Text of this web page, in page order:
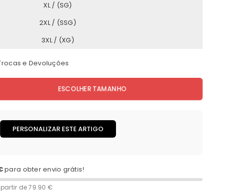
XL / (SG)
2XL / (SSG)
3XL / (XG)
e Devoluções
ESCOLHER TAMANHO
PERSONALIZAR ESTE ARTIGO
para obter envio grátis!
de79.90 €